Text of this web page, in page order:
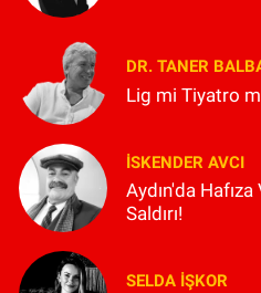
DR. TANER
Lig mi Tiyatro
İSKENDER AVCI
Aydın'da
Saldırı!
SELDA İŞKOR